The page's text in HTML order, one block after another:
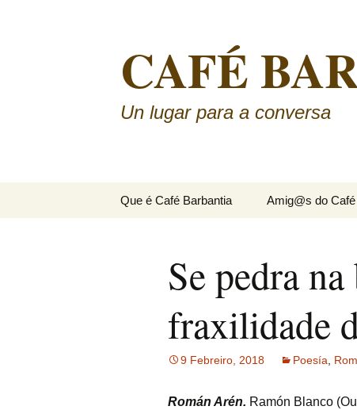
CAFÉ
Un lugar para a conversa
Que é Café Barbantia Amig@s do Café
Se pedra
fraxilidade
9 Febreiro, 2018 Poesía
Román Arén. Ramón Blanco